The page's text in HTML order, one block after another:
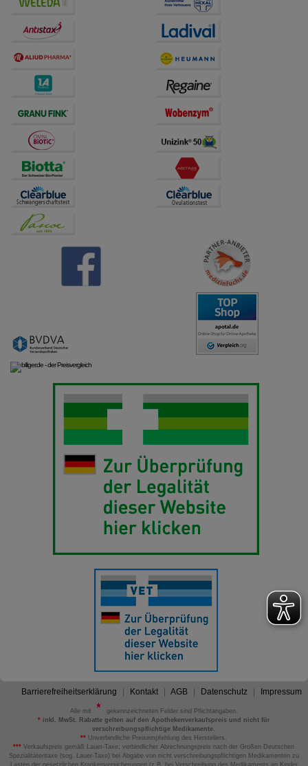
Statistik & Tracking:
Hierüber lassen sich
Informationen über die Art und Weise der Nutzung
unserer Website sammeln, mit deren Hilfe wir unsere
auf unserer Website aber auch die Werbung auf
Drittseiten möglichst relevant für Sie zu gestalten.
Bitte beachten Sie, dass Daten hierfür teilweise an
Dritte wie z.B. Google oder soziale Medien
Barrierefreiheitserklärung Kontakt AGB Datenschutz Impressum
Alle mit
gekennzeichneten Felder sind Pflichtangaben.
*inkl. MwSt. Rabatte gelten auf den Apothekenverkaufspreis und nicht für
verschreibungspflichtige Medikamente.
** Unverbindliche Preisempfehlung des Herstellers.
*** Verkaufspreis gemäß Lauer-Taxe; verbindlicher Abrechnungspreis nach der Großen Deutschen
Spezialitätentaxe (sog. Lauer-Taxe) bei Abgabe von nicht verschreibungspflichtigen Medikamenten zu
Lasten der gesetzlichen Krankenversicherungen (z.B. bei Verschreibung des Medikaments an Kinder